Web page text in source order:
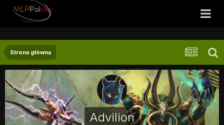
Strona główna
Advilion